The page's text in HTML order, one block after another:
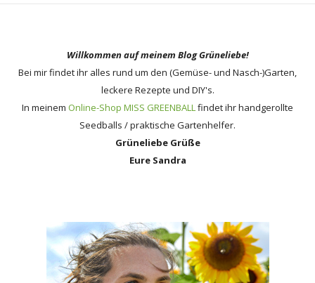
Willkommen auf meinem Blog Grüneliebe!
Bei mir findet ihr alles rund um den (Gemüse- und Nasch-)Garten,
leckere Rezepte und DIY's.
In meinem Online-Shop MISS GREENBALL findet ihr handgerollte
Seedballs / praktische Gartenhelfer.
Grüneliebe Grüße
Eure Sandra